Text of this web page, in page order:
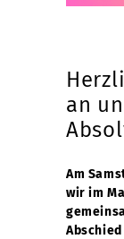
an
Am
wir im